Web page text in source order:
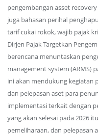
pengembangan asset
juga bahasan perihal
tarif cukai rokok, wajib pajak
Dirjen Pajak Targetkan
berencana menuntaskan
management system (ARMS)
ini akan mendukung kegiatan
dan pelepasan aset para
implementasi terkait dengan
yang akan selesai pada 2026
pemeliharaan, dan pelepasan